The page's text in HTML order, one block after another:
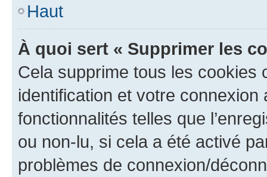
Haut
À quoi sert « Supprimer les
Cela supprime tous les cookies
identification et votre
fonctionnalités telles que
ou non-lu, si cela a été activé
problèmes de connexion/